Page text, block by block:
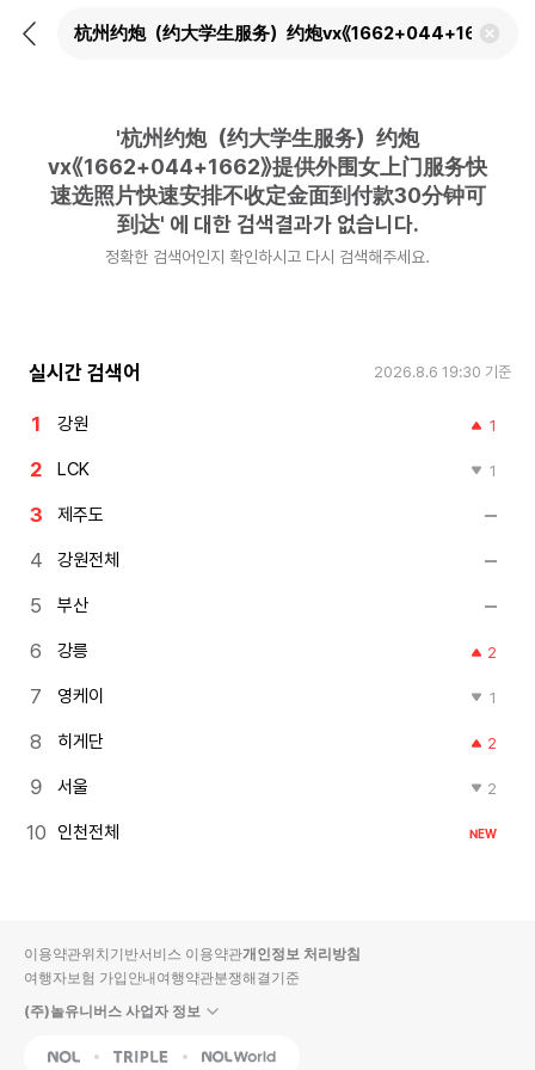
뒤
검
'杭州约炮（约大学生服务）约炮
vx《1662+044+1662》提供外围女上门服务快
速选照片快速安排不收定金面到付款30分钟可
到达' 에 대한 검색결과가 없습니다.
정확한 검색어인지 확인하시고 다시 검색해주세요.
실시간 검색어 2026.8.6 19:30 기준
강원 1
LCK 1
제주도
강원전체
부산
강릉 2
영케이 1
히게단 2
서울 2
인천전체 NEW
이용약관위치기반서비스 이용약관개인정보 처리방침
여행자보험 가입안내여행약관분쟁해결기준
(주)놀유니버스 사업자 정보
NOL Triple Interpark Global